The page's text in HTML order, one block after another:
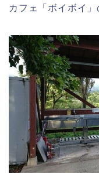
カフェ「ボイボイ」